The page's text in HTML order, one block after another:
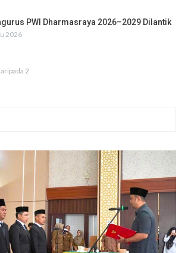
PWI Dharmasraya 2026–2029 Dilantik
2026
2